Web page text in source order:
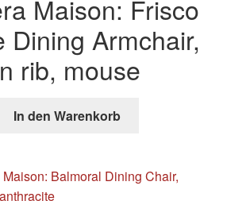
Maison: Frisco
Dining Armchair,
rib, mouse
In den Warenkorb